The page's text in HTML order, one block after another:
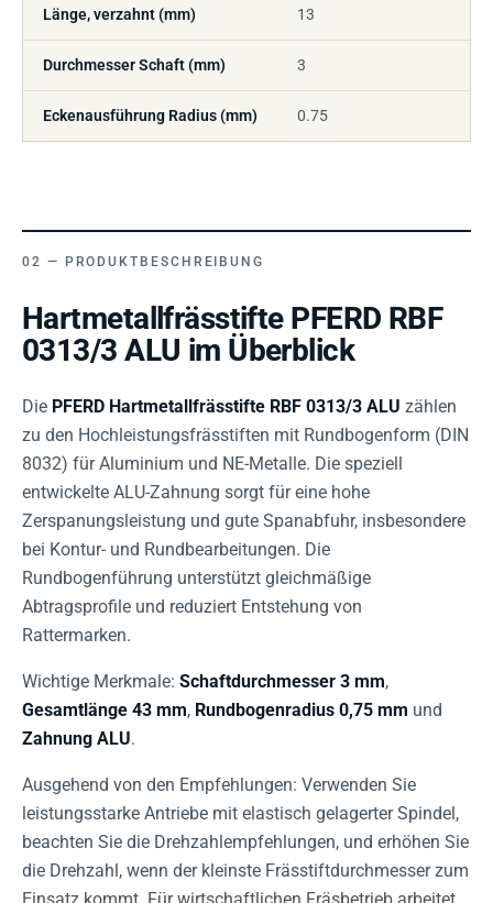
Länge, verzahnt (mm) 13
Durchmesser Schaft (mm) 3
Eckenausführung Radius (mm) 0.75
PRODUKTBESCHREIBUNG
Hartmetallfrässtifte PFERD RBF
0313/3 ALU im Überblick
Die PFERD Hartmetallfrässtifte RBF 0313/3 ALU zählen
zu den Hochleistungsfrässtiften mit Rundbogenform (DIN
8032) für Aluminium und NE-Metalle. Die speziell
entwickelte ALU-Zahnung sorgt für eine hohe
Zerspanungsleistung und gute Spanabfuhr, insbesondere
bei Kontur- und Rundbearbeitungen. Die
Rundbogenführung unterstützt gleichmäßige
Abtragsprofile und reduziert Entstehung von
Rattermarken.
Wichtige Merkmale: Schaftdurchmesser 3 mm,
Gesamtlänge 43 mm, Rundbogenradius 0,75 mm und
Zahnung ALU.
Ausgehend von den Empfehlungen: Verwenden Sie
leistungsstarke Antriebe mit elastisch gelagerter Spindel,
beachten Sie die Drehzahlempfehlungen, und erhöhen Sie
die Drehzahl, wenn der kleinste Frässtiftdurchmesser zum